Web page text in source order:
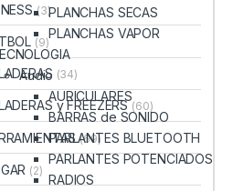
PLANCHAS SECAS
PLANCHAS VAPOR
Audio
AURICULARES
BARRAS de SONIDO
PARLANTES BLUETOOTH
PARLANTES POTENCIADOS
RADIOS
(3)
(9)
(34)
y FREEZERS(60)
(69)
(2)